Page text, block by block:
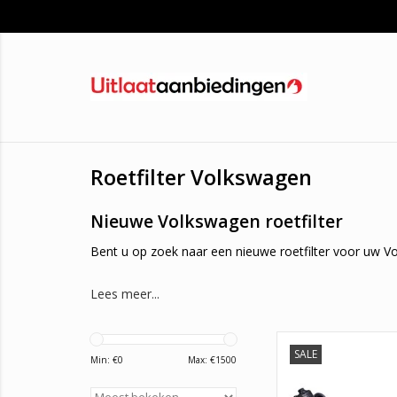
Roetfilter Volkswagen
Nieuwe Volkswagen roetfilter
Bent u op zoek naar een nieuwe roetfilter voor uw
Service
bij ons gegarandeerd. Alle roetfilters die op
Volkswagen Types
Lees meer...
Min: €0 Max: €1500 SALE
Nieuwe roetfilter